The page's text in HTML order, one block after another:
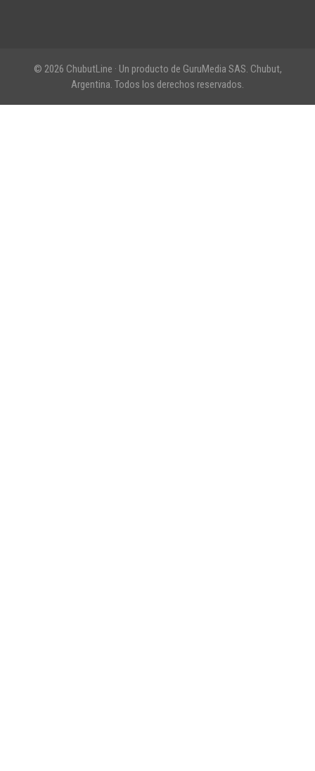
© 2026 ChubutLine · Un producto de GuruMedia SAS. Chubut,
Argentina. Todos los derechos reservados.